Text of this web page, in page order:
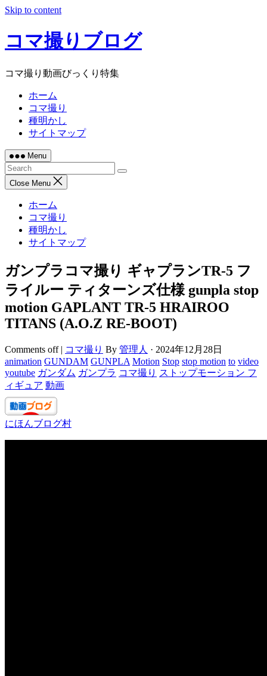
Skip to content
コマ撮りブログ
コマ撮り動画びっくり特集
ホーム
コマ撮り
種明かし
サイトマップ
Menu
Close Menu
ホーム
コマ撮り
種明かし
サイトマップ
ガンプラコマ撮り ギャプランTR-5 フ
ライルー ティターンズ仕様 gunpla stop
motion GAPLANT TR-5 HRAIROO
TITANS (A.O.Z RE-BOOT)
Comments off | コマ撮り By 管理人 · 2024年12月28日
animation GUNDAM GUNPLA Motion Stop stop motion to video
youtube ガンダム ガンプラ コマ撮り ストップモーション フ
ィギュア 動画
にほんブログ村